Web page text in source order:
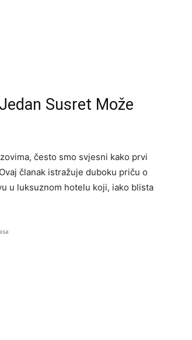
Susret Može
često smo svjesni kako prvi
članak istražuje duboku priču o
u luksuznom hotelu koji, iako blista